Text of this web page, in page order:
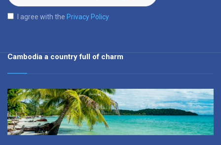
I agree with the Privacy Policy
Cambodia a country full of charm